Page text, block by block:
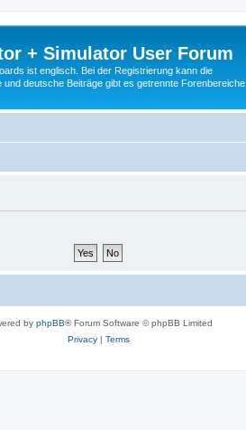
+ Simulator User Forum
ist englisch. Bei der Registrierung kann die
deutsche Beiträge gibt es getrennte Forenbereiche.
by phpBB® Forum Software © phpBB Limited
Privacy| Terms